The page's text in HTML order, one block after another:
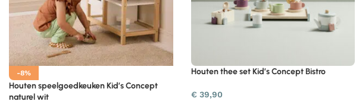
-8%
Houten speelgoedkeuken Kid’s Concept
naturel wit
Houten thee set Kid’s Concept Bistro
€ 39,90